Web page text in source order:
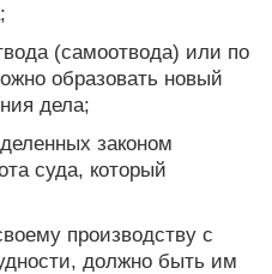
(самоотвода) или по
образовать новый
дела;
законом
суда, который
производству с
должно быть им